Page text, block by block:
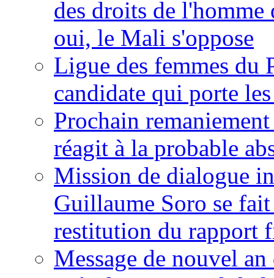
des droits de
oui, le Mali s'oppose
Ligue des femmes du
candidate qui porte
Prochain
réagit à la probable
Mission de dialogue
Guillaume Soro se
restitution du rapport
Message de nouvel